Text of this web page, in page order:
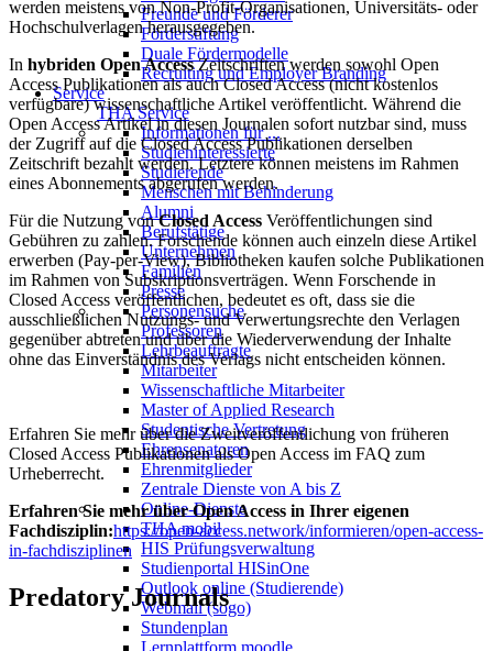
Freunde und Förderer
Förderstiftung
Duale Fördermodelle
Recruiting und Employer Branding
Service
THA Service
Informationen für ...
Studieninteressierte
Studierende
Menschen mit Behinderung
Alumni
Berufstätige
Unternehmen
Familien
Presse
Personensuche
Professoren
Lehrbeauftragte
Mitarbeiter
Wissenschaftliche Mitarbeiter
Master of Applied Research
Studentische Vertretung
Ehrensenatoren
Ehrenmitglieder
Zentrale Dienste von A bis Z
Online-Dienste
THA mobil
HIS Prüfungsverwaltung
Studienportal HISinOne
Outlook online (Studierende)
Webmail (sogo)
Stundenplan
Lernplattform moodle
werden meistens von Non-Profit-Organisationen, Universitäts- oder
Hochschulverlagen herausgegeben.
In hybriden Open AccessZeitschriften werden sowohl Open
Access Publikationen als auch Closed Access (nicht kostenlos
verfügbare) wissenschaftliche Artikel veröffentlicht. Während die
Open Access Artikel in diesen Journalen sofort nutzbar sind, muss
der Zugriff auf die Closed Access Publikationen derselben
Zeitschrift bezahlt werden. Letztere können meistens im Rahmen
eines Abonnements abgerufen werden.
Für die Nutzung vonClosed Access Veröffentlichungen sind
Gebühren zu zahlen. Forschende können auch einzeln diese Artikel
erwerben (Pay-per-View), Bibliotheken kaufen solche Publikationen
im Rahmen von Subskriptionsverträgen. Wenn Forschende in
Closed Access veröffentlichen, bedeutet es oft, dass sie die
ausschließlichen Nutzungs- und Verwertungsrechte den Verlagen
gegenüber abtreten und über die Wiederverwendung der Inhalte
ohne das Einverständnis des Verlags nicht entscheiden können.
Erfahren Sie mehr über die Zweitveröffentlichung von früheren
Closed Access Publikationen als Open Access im FAQ zum
Urheberrecht.
Erfahren Sie mehr über Open Access in Ihrer eigenen
Fachdisziplin:https://open-access.network/informieren/open-access-
in-fachdisziplinen
Predatory Journals